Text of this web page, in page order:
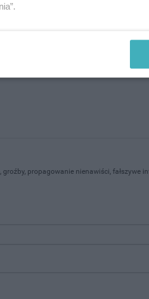
propagowanie nienawiści, fałszywe